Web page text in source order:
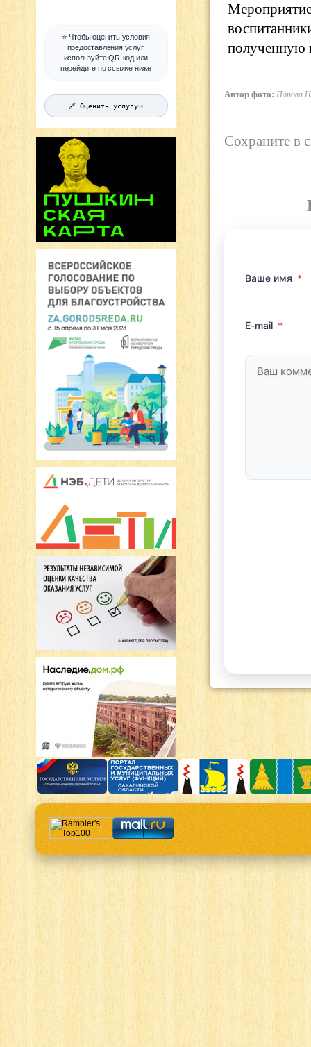
⭐ Чтобы оценить условия
предоставления услуг,
используйте QR-код или
перейдите по ссылке ниже
🔗 Оценить услугу→
Автор фото: Попова
Сохраните в
Ваше имя *
E-mail *